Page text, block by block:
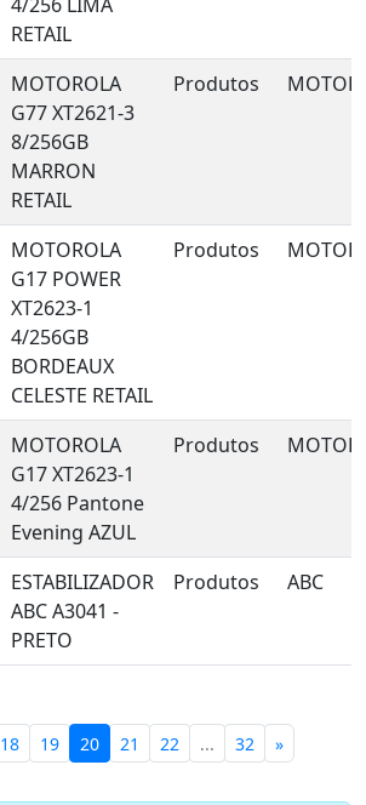
RETAIL
MOTOROLA
G77 XT2621-3
8/256GB
MARRON
RETAIL
Produtos
MOTOROLA
G17 POWER
XT2623-1
4/256GB
BORDEAUX
CELESTE RETAIL
Produtos
MOTOROLA
G17 XT2623-1
4/256 Pantone
Evening AZUL
Produtos
ESTABILIZADOR
ABC A3041 -
PRETO
Produtos ABC
18 19 20 21 22 ... 32 »